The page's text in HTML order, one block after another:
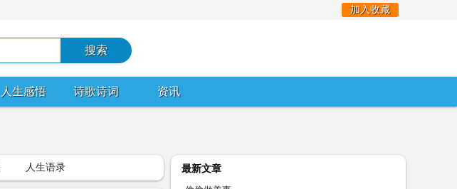
加入收藏
人生感悟 诗歌诗词 资讯
人生语录
最新文章